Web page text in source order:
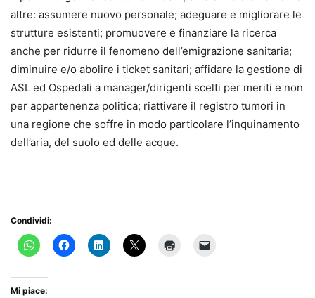
altre: assumere nuovo personale; adeguare e migliorare le
strutture esistenti; promuovere e finanziare la ricerca
anche per ridurre il fenomeno dell’emigrazione sanitaria;
diminuire e/o abolire i ticket sanitari; affidare la gestione di
ASL ed Ospedali a manager/dirigenti scelti per meriti e non
per appartenenza politica; riattivare il registro tumori in
una regione che soffre in modo particolare l’inquinamento
dell’aria, del suolo ed delle acque.
Condividi:
Mi piace: